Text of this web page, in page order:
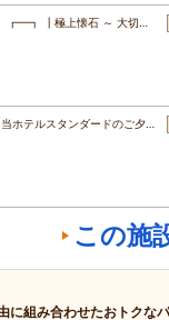
┏━┓ ┃極上懐石 ～ 大切…
当ホテルスタンダードのご夕…
この施
に組み合わせたおトクな